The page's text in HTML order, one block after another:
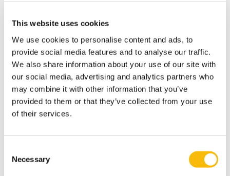
This website uses cookies
We use cookies to personalise content and ads, to
provide social media features and to analyse our traffic.
We also share information about your use of our site with
our social media, advertising and analytics partners who
may combine it with other information that you’ve
provided to them or that they’ve collected from your use
of their services.
Selection
Necessary
en gezamenlijke diners – ontstonden nieuwe
vriendschappen, werden banden versterkt en werden
herinneringen gemaakt die nog lang zullen blijven.
Wil jij impact maken binnen jouw organisatie en
daarbuiten? Ontdek dan deImpact MBAvan
Nyenrode Business Universiteit. Tijdens onze
programma, de docenten en de MBA community.